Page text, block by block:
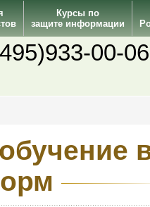
Курсы по
защите информации
00-